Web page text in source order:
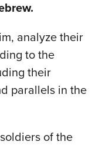
analyze their
to the
their
parallels in the
of the